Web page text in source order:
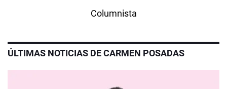
Columnista
ÚLTIMAS NOTICIAS DE CARMEN POSADAS